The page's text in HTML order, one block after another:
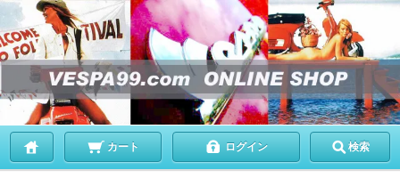
カート ログイン 検索